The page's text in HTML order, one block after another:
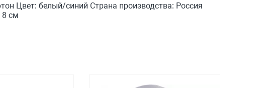
Цвет: белый/синий Страна производства: Россия
8 см